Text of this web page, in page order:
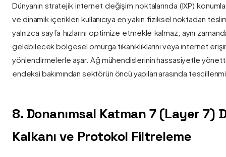
Dünyanın stratejik internet değişim noktalarında (IXP)
ve dinamik içerikleri kullanıcıya en yakın fiziksel noktadan
yalnızca sayfa hızlarını optimize etmekle kalmaz, aynı
gelebilecek bölgesel omurga tıkanıklıklarını veya internet
yönlendirmelerle aşar. Ağ mühendislerinin hassasiyetle
endeksi bakımından sektörün öncü yapıları arasında
8. Donanımsal Katman 7 (Layer 7)
Kalkanı ve Protokol Filtreleme